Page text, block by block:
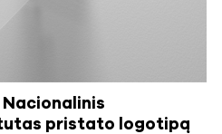
pristato logotipą